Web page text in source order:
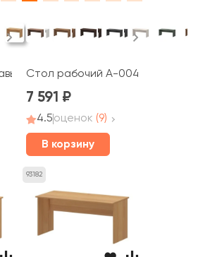
кабель каналом А-003.К Арго
Стол рабочий А-004 Арго
7 591
4.5оценок (9)
В корзину
93182